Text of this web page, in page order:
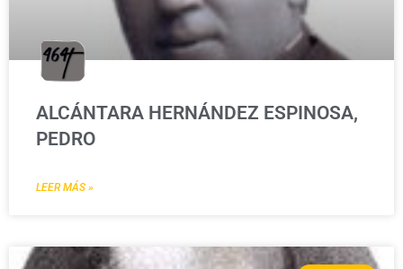
ALCÁNTARA HERNÁNDEZ ESPINOSA,
PEDRO
LEER MÁS »